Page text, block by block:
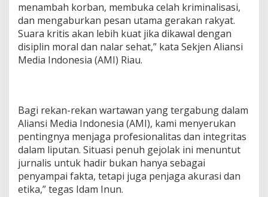
menambah korban, membuka celah kriminalisasi,
dan mengaburkan pesan utama gerakan rakyat.
Suara kritis akan lebih kuat jika dikawal dengan
disiplin moral dan nalar sehat,” kata Sekjen Aliansi
Media Indonesia (AMI) Riau.
Bagi rekan-rekan wartawan yang tergabung dalam
Aliansi Media Indonesia (AMI), kami menyerukan
pentingnya menjaga profesionalitas dan integritas
dalam liputan. Situasi penuh gejolak ini menuntut
jurnalis untuk hadir bukan hanya sebagai
penyampai fakta, tetapi juga penjaga akurasi dan
etika,” tegas Idam Inun.